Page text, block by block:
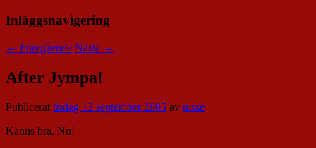
Inläggsnavigering
← Föregående Nästa →
After Jympa!
Publicerattisdag 13 september 2005 av nisse
Känns bra. Nu!